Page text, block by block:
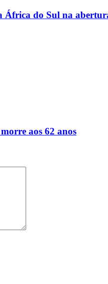
África do Sul na
aos 62 anos